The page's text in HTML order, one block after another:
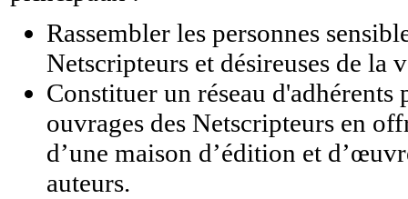
Rassembler les personnes
Netscripteurs et désireuses de la
Constituer un réseau
ouvrages des Netscripteurs en
d’une maison d’édition et
auteurs.